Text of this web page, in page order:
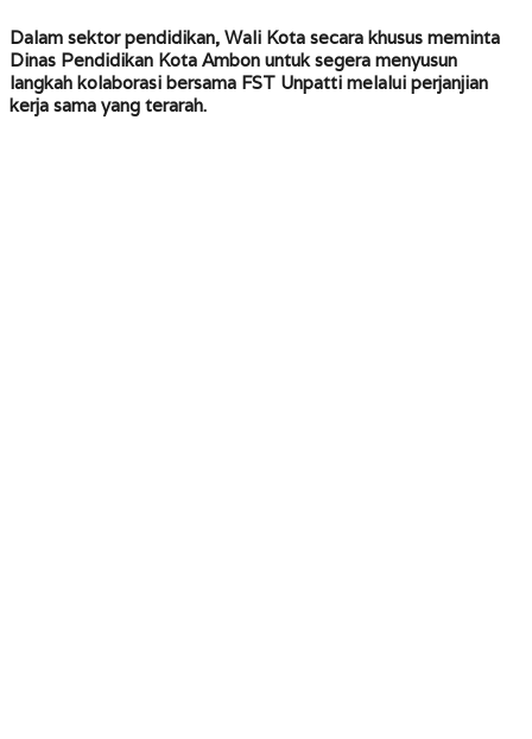
Dalam sektor pendidikan, Wali Kota secara khusus meminta
Dinas Pendidikan Kota Ambon untuk segera menyusun
langkah kolaborasi bersama FST Unpatti melalui perjanjian
kerja sama yang terarah.